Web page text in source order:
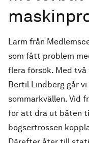
Larm från
som fått problem
flera försök. Med två
Bertil Lindberg går
sommarkvällen. Vid
för att dra ut båten
bogsertrossen